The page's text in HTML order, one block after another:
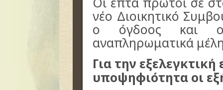
νέο Διοικητικό
ο όγδοος και
αναπληρωματικά
Για την
υποψηφιότητα οι